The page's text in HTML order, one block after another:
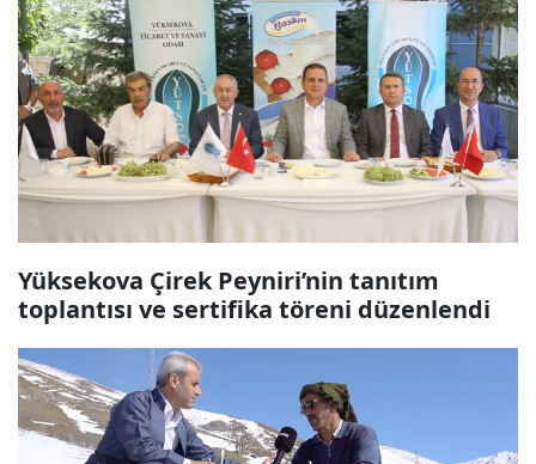
Yüksekova Çirek Peyniri’nin tanıtım
toplantısı ve sertifika töreni düzenlendi